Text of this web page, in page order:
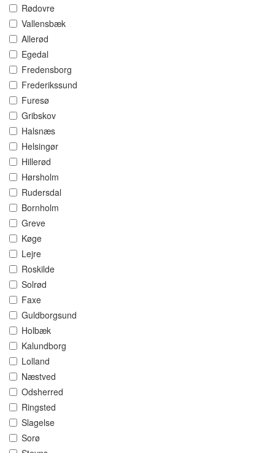
Rødovre
Vallensbæk
Allerød
Egedal
Fredensborg
Frederikssund
Furesø
Gribskov
Halsnæs
Helsingør
Hillerød
Hørsholm
Rudersdal
Bornholm
Greve
Køge
Lejre
Roskilde
Solrød
Faxe
Guldborgsund
Holbæk
Kalundborg
Lolland
Næstved
Odsherred
Ringsted
Slagelse
Sorø